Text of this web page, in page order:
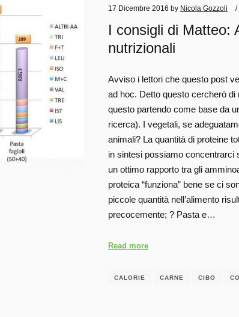
17 Dicembre 2016 by Nicola Gozzoli
I consigli di Matteo:
nutrizionali
Avviso i lettori che questo post
ad hoc. Detto questo cercherò
questo partendo come base da
ricerca). I vegetali, se
animali? La quantità di proteine
in sintesi possiamo concentrarci
un ottimo rapporto tra gli
proteica “funziona” bene se ci
piccole quantità nell’alimento
precocemente; ? Pasta e…
Read more
CALORIE CARNE CIBO